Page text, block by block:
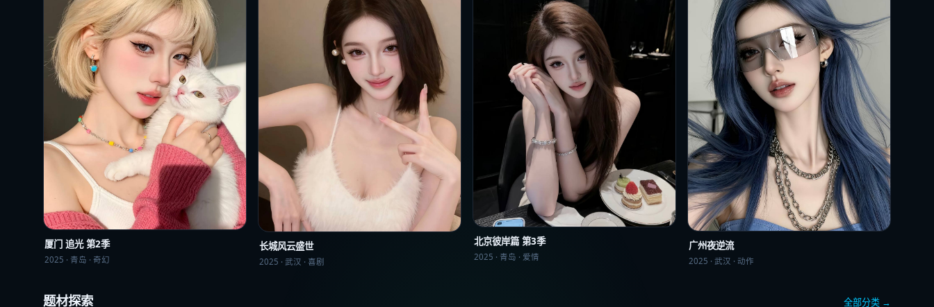
厦门 追光 第2季
2025 · 青岛 · 奇幻
长城风云盛世
2025 · 武汉 · 喜剧
北京彼岸篇 第3季
2025 · 青岛 · 爱情
广州夜逆流
2025 · 武汉 · 动作
题材探索 全部分类 →